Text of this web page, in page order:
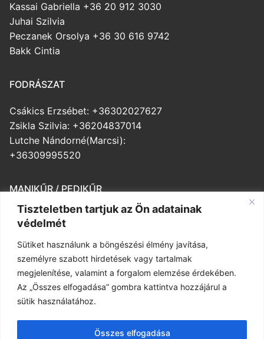
Tiszteletben tartjuk az Ön adatainak
védelmét
Sütiket használunk a böngészési élmény javítása,
személyre szabott hirdetések vagy tartalmak
megjelenítése, valamint a forgalom elemzése érdekében.
Az „Összes elfogadása” gombra kattintva hozzájárul a
sütik használatához.
Összes elfogadása
Kassai Gabriella +36 20 912 3030
Juhai Szilvia
Peczanek Orsolya +36 30 616 9742
Bakk Cintia
FODRÁSZAT
Csákics Erzsébet: +36302027627
Zsikla Szilvia: +36204837014
Lutche Nándorné(Marcsi):
+36309995520
MANIKŰR / PEDIKŰR
Balogh Veronika: +36203643508
Medváczné Ibolya: +36302569197
MASSZÁZS
Herczeg-Szilágyi Mónika
+36 30 698 2076
Sas Ildikó +36 30 736 8871
Pánti Katalin +36 20 945 9490